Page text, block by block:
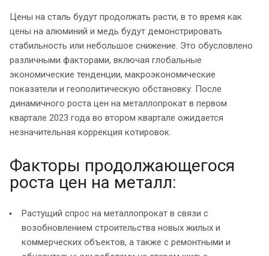
Цены на сталь будут продолжать расти, в то время как
цены на алюминий и медь будут демонстрировать
стабильность или небольшое снижение. Это обусловлено
различными факторами, включая глобальные
экономические тенденции, макроэкономические
показатели и геополитическую обстановку. После
динамичного роста цен на металлопрокат в первом
квартале 2023 года во втором квартале ожидается
незначительная коррекция котировок.
Факторы продолжающегося
роста цен на металл:
Растущий спрос на металлопрокат в связи с
возобновлением строительства новых жилых и
коммерческих объектов, а также с ремонтными и